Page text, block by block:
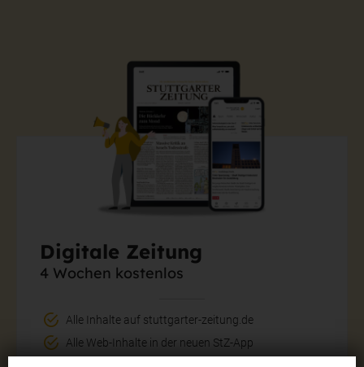
Digitale Zeitung
4 Wochen kostenlos
Alle Inhalte auf stuttgarter-zeitung.de
Alle Web-Inhalte in der neuen StZ-App